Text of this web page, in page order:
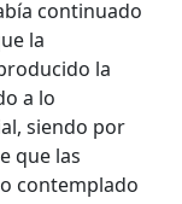
continuado
la
la
a lo
siendo por
que las
contemplado